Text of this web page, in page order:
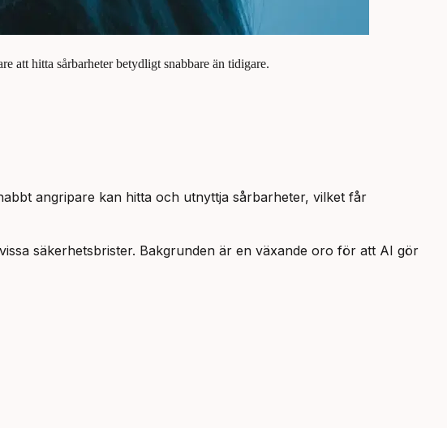
att hitta sårbarheter betydligt snabbare än tidigare.
angripare kan hitta och utnyttja sårbarheter, vilket får
säkerhetsbrister. Bakgrunden är en växande oro för att AI gör